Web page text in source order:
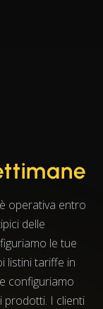
operativa entro
delle
le tue
listini tariffe in
configuriamo
prodotti. I clienti